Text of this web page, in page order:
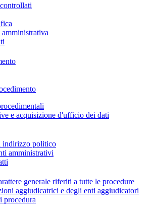
e acquisizione d'ufficio dei dati
indirizzo politico
amministrativi
generale riferiti a tutte le procedure
aggiudicatrici e degli enti aggiudicatori
procedura